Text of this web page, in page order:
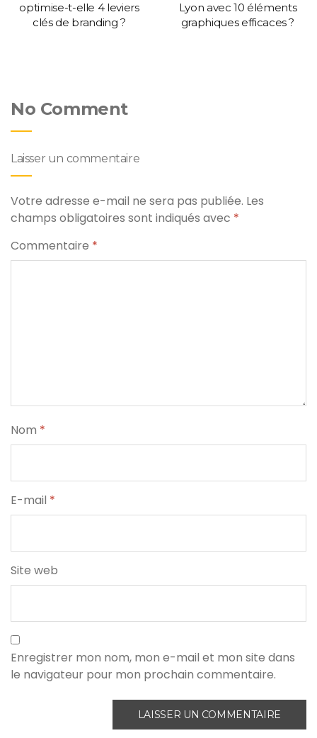
optimise-t-elle 4 leviers
clés de branding ?
Lyon avec 10 éléments
graphiques efficaces ?
No Comment
Laisser un commentaire
Votre adresse e-mail ne sera pas publiée. Les
champs obligatoires sont indiqués avec *
Commentaire *
Nom *
E-mail *
Site web
Enregistrer mon nom, mon e-mail et mon site dans
le navigateur pour mon prochain commentaire.